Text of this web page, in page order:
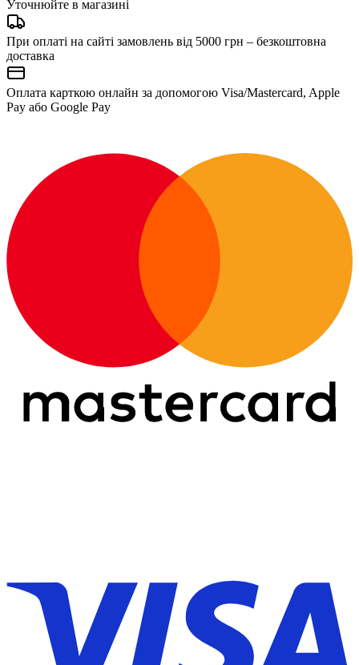
Уточнюйте в магазині
При оплаті на сайті замовлень від 5000 грн – безкоштовна
доставка
Оплата карткою онлайн за допомогою Visa/Mastercard, Apple
Pay або Google Pay